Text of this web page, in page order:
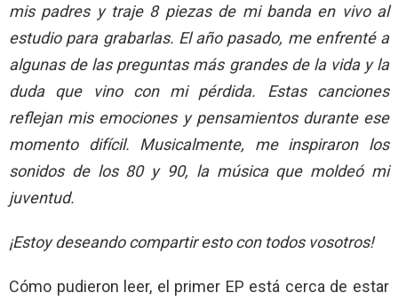
mis padres y traje 8 piezas de mi banda en vivo al
estudio para grabarlas. El año pasado, me enfrenté a
algunas de las preguntas más grandes de la vida y la
duda que vino con mi pérdida. Estas canciones
reflejan mis emociones y pensamientos durante ese
momento difícil. Musicalmente, me inspiraron los
sonidos de los 80 y 90, la música que moldeó mi
juventud.
¡Estoy deseando compartir esto con todos vosotros!
Cómo pudieron leer, el primer EP está cerca de estar